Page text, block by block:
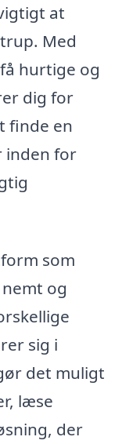
at
Med
hurtige og
dig for
finde en
inden for
som
og
sig i
det muligt
læse
der